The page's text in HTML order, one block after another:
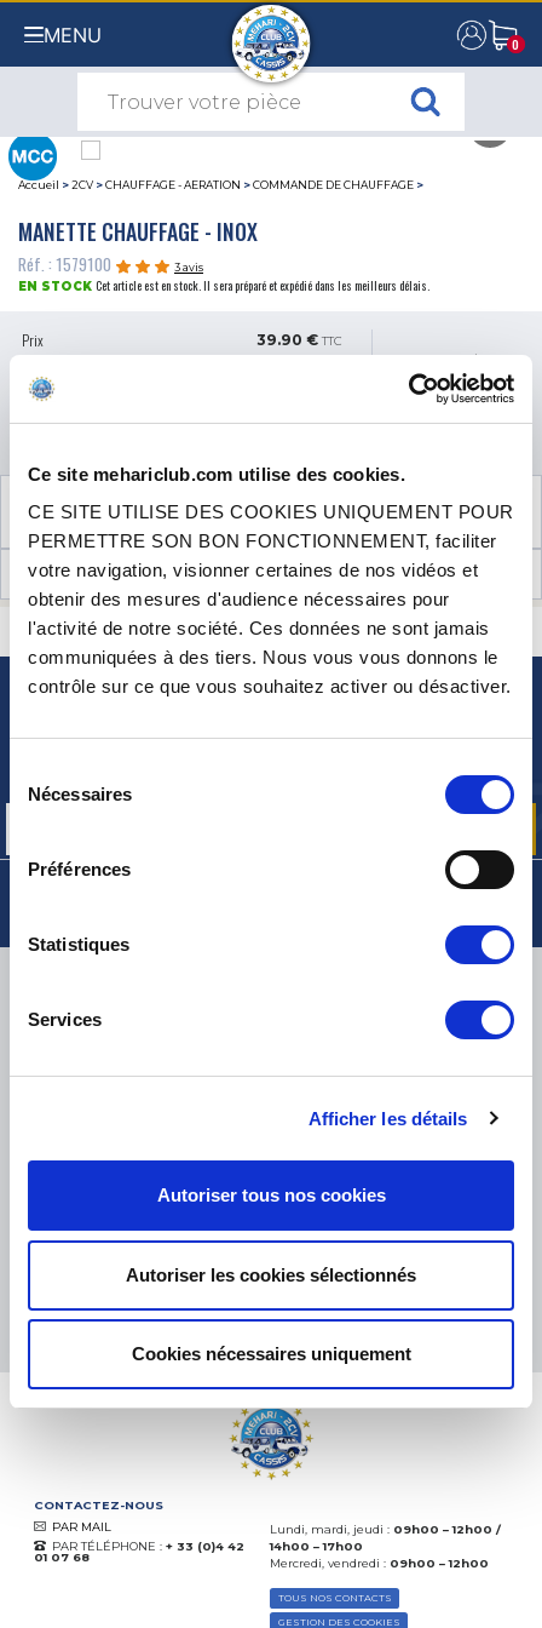
Ce site mehariclub.com utilise des cookies.
CE SITE UTILISE DES COOKIES UNIQUEMENT POUR
PERMETTRE SON BON FONCTIONNEMENT, faciliter
votre navigation, visionner certaines de nos vidéos et
obtenir des mesures d'audience nécessaires pour
l'activité de notre société. Ces données ne sont jamais
communiquées à des tiers. Nous vous vous donnons le
contrôle sur ce que vous souhaitez activer ou désactiver.
du Nécessaires
Préférences
Statistiques
Services
Afficher les détails
Autoriser tous nos cookies
Autoriser les cookies sélectionnés
Cookies nécessaires uniquement
MENU 0
0
Accueil >2CV >CHAUFFAGE - AERATION >COMMANDE DE CHAUFFAGE >
MANETTE CHAUFFAGE - INOX
Réf. : 1579100
3 avis
EN STOCK Cet article est en stock. Il sera préparé et expédié dans les meilleurs délais.
Prix 39.90 € TTC
VOIR LES2PRODUITS COMPLÉMENTAIRES
NÉCESSAIRES AU MONTAGE
AVIS CLIENTS (3)
UNE QUESTION ? BESOIN D 'AIDE ? CONTACTEZ-NOUS
GROS COLIS :TNT, GÉODIS, FRANCE EXPRESS, DPD
eKomi
THE FEEDBACK
COMPANY
Excellent:4.5/ 5
Basé sur37828 avis
(depuis 2018)
CONTACTEZ-NOUS
PAR MAIL
PAR TÉLÉPHONE : + 33 (0)4 42
01 07 68
Lundi, mardi, jeudi : 09h00 – 12h00 /
14h00 – 17h00
Mercredi, vendredi : 09h00 – 12h00
TOUS NOS CONTACTS
GESTION DES COOKIES